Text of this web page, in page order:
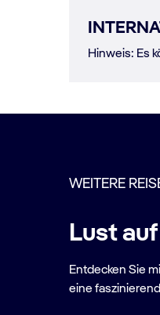
Hinweis: Es
WEITERE
Lust
Entdecken Sie
eine